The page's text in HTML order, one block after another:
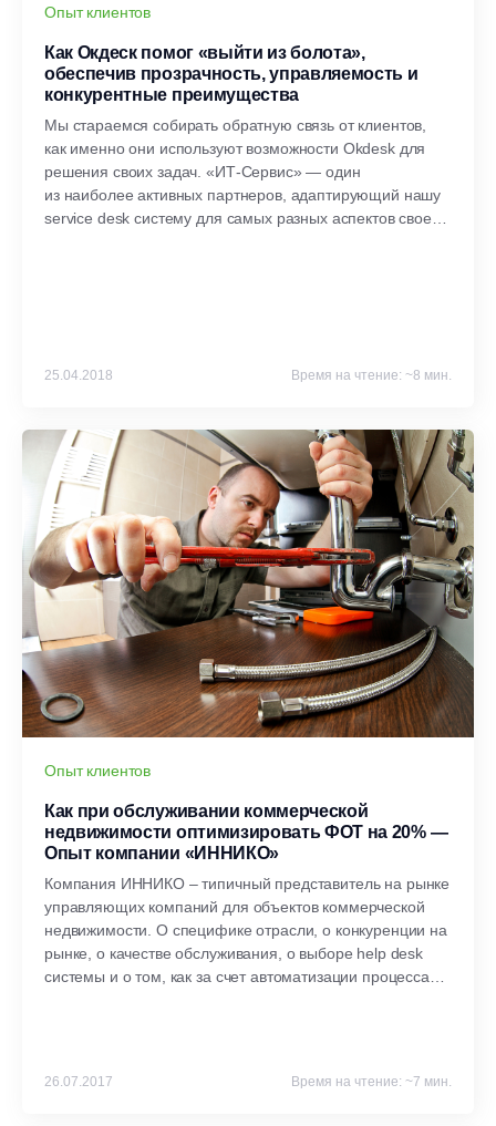
Опыт клиентов
Как Окдеск помог «выйти из болота»,
обеспечив прозрачность, управляемость и
конкурентные преимущества
Мы стараемся собирать обратную связь от клиентов,
как именно они используют возможности Okdesk для
решения своих задач. «ИТ-Сервис» — один
из наиболее активных партнеров, адаптирующий нашу
service desk систему для самых разных аспектов своей
25.04.2018 Время на чтение: ~8 мин.
Опыт клиентов
Как при обслуживании коммерческой
недвижимости оптимизировать ФОТ на 20% —
Опыт компании «ИННИКО»
Компания ИННИКО – типичный представитель на рынке
управляющих компаний для объектов коммерческой
недвижимости. О специфике отрасли, о конкуренции на
рынке, о качестве обслуживания, о выборе help desk
системы и о том, как за счет автоматизации процесса
26.07.2017 Время на чтение: ~7 мин.